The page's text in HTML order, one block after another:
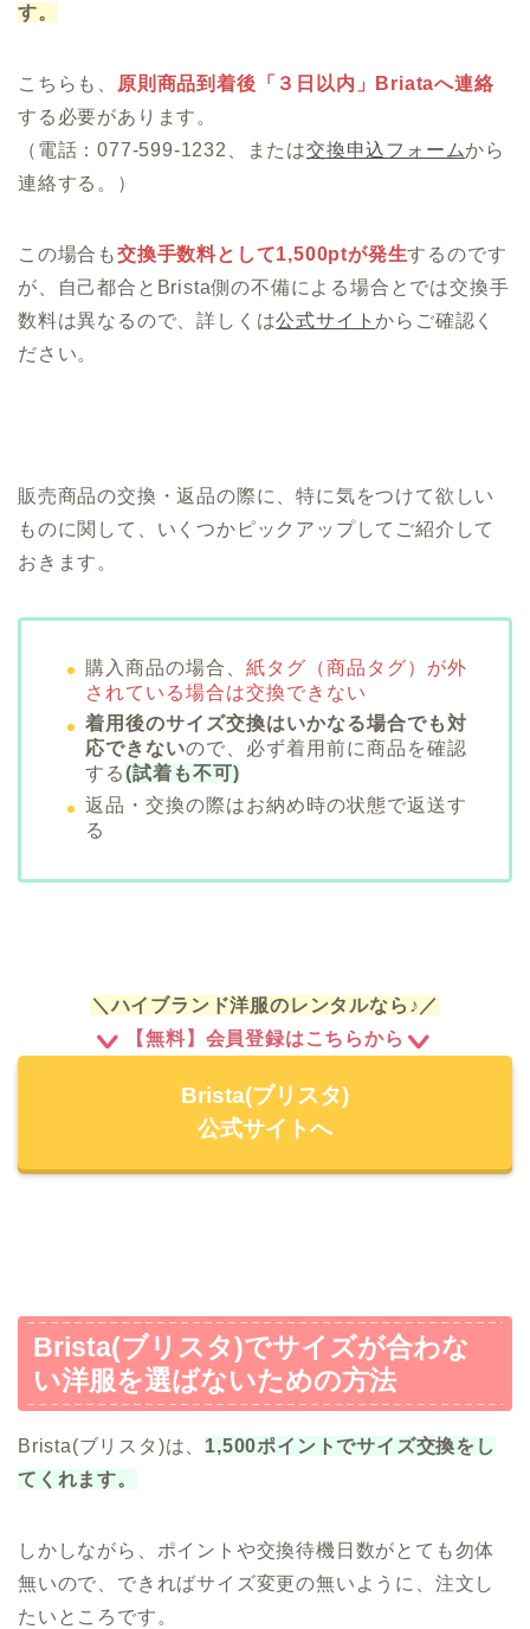
す。
こちらも、
原則商品到着後「３日以内」Briataへ連絡
する必要があります。
（電話：077-599-1232、または交換申込フォームから
連絡する。）
この場合も交換手数料として1,500ptが発生するのです
が、自己都合とBrista側の不備による場合とでは交換手
数料は異なるので、詳しくは公式サイトからご確認く
ださい。
販売商品の交換・返品の際に、特に気をつけて欲しい
ものに関して、いくつかピックアップしてご紹介して
おきます。
購入商品の場合、 紙タグ（商品タグ）が外
されている場合は交換できない
着用後のサイズ交換はいかなる場合でも対
応できないので、必ず着用前に商品を確認
する(試着も不可)
返品・交換の際はお納め時の状態で返送す
る
＼ハイブランド洋服のレンタルなら♪／
【無料】会員登録はこちらから
Brista(ブリスタ)
公式サイトへ
Brista(ブリスタ)でサイズが合わな
い洋服を選ばないための方法
Brista(ブリスタ)は、 1,500ポイントでサイズ交換をし
てくれます。
しかしながら、ポイントや交換待機日数がとても勿体
無いので、できればサイズ変更の無いように、注文し
たいところです。